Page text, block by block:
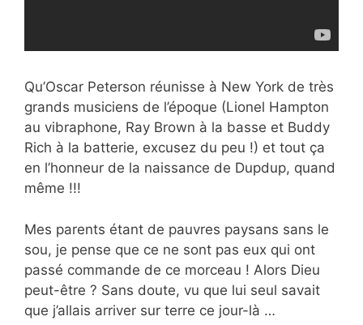
Qu’Oscar Peterson réunisse à New York de très
grands musiciens de l’époque (Lionel Hampton
au vibraphone, Ray Brown à la basse et Buddy
Rich à la batterie, excusez du peu !) et tout ça
en l’honneur de la naissance de Dupdup, quand
même !!!
Mes parents étant de pauvres paysans sans le
sou, je pense que ce ne sont pas eux qui ont
passé commande de ce morceau ! Alors Dieu
peut-être ? Sans doute, vu que lui seul savait
que j’allais arriver sur terre ce jour-là …